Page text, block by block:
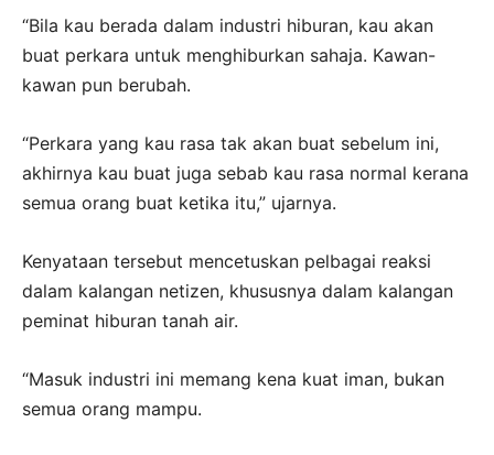
“Bila kau berada dalam industri hiburan, kau akan
buat perkara untuk menghiburkan sahaja. Kawan-
kawan pun berubah.
“Perkara yang kau rasa tak akan buat sebelum ini,
akhirnya kau buat juga sebab kau rasa normal kerana
semua orang buat ketika itu,” ujarnya.
Kenyataan tersebut mencetuskan pelbagai reaksi
dalam kalangan netizen, khususnya dalam kalangan
peminat hiburan tanah air.
“Masuk industri ini memang kena kuat iman, bukan
semua orang mampu.